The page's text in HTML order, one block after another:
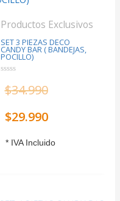
Productos Exclusivos
SET 3 PIEZAS DECO
CANDY BAR ( BANDEJAS,
POCILLO)
con
$34.990
original
era:
$29.990
actual
es:
* IVA Incluido